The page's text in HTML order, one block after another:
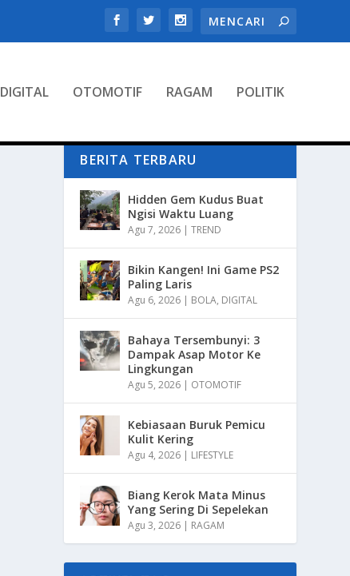
DIGITAL OTOMOTIF RAGAM POLITIK
BERITA TERBARU
Hidden Gem Kudus Buat
Ngisi Waktu Luang
Agu 7, 2026 |TREND
Bikin Kangen! Ini Game PS2
Paling Laris
Agu 6, 2026 | BOLA, DIGITAL
Bahaya Tersembunyi: 3
Dampak Asap Motor Ke
Lingkungan
Agu 5, 2026 | OTOMOTIF
Kebiasaan Buruk Pemicu
Kulit Kering
Agu 4, 2026 | LIFESTYLE
Biang Kerok Mata Minus
Yang Sering Di Sepelekan
Agu 3, 2026 | RAGAM